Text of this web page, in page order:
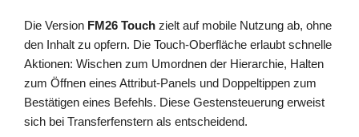
Die Version FM26 Touch zielt auf mobile Nutzung ab, ohne
den Inhalt zu opfern. Die Touch-Oberfläche erlaubt schnelle
Aktionen: Wischen zum Umordnen der Hierarchie, Halten
zum Öffnen eines Attribut-Panels und Doppeltippen zum
Bestätigen eines Befehls. Diese Gestensteuerung erweist
sich bei Transferfenstern als entscheidend.